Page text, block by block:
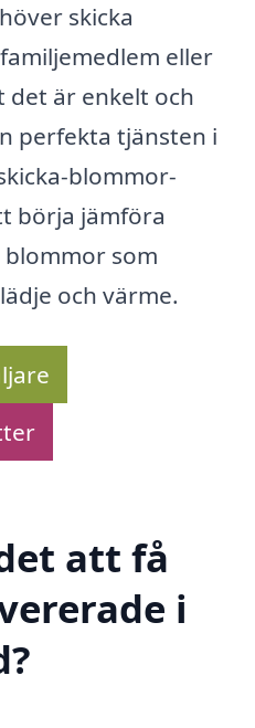
skicka
eller
det är enkelt och
perfekta tjänsten i
blommor-
börja jämföra
som
och värme.
att få
i